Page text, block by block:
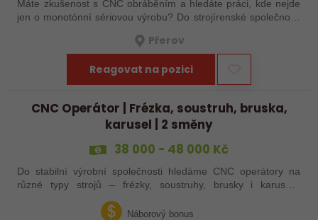
Máte zkušenost s CNC obráběním a hledáte práci, kde nejde
jen o monotónní sériovou výrobu? Do strojírenské společnosti
Přerov
Reagovat na pozici
CNC Operátor | Frézka, soustruh, bruska,
karusel | 2 směny
38 000 - 48 000 Kč
Do stabilní výrobní společnosti hledáme CNC operátory na
různé typy strojů – frézky, soustruhy, brusky i karusely.
Uplatnění u nás najdou zkušení obráběči i absolventi
technických oborů, kteří se…Náborový bonus